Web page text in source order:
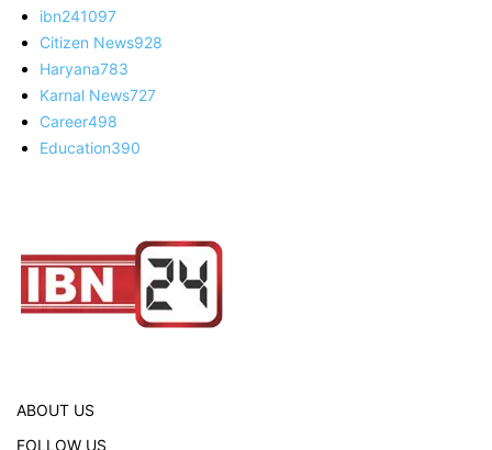
ibn241097
Citizen News928
Haryana783
Karnal News727
Career498
Education390
ABOUT US
FOLLOW US